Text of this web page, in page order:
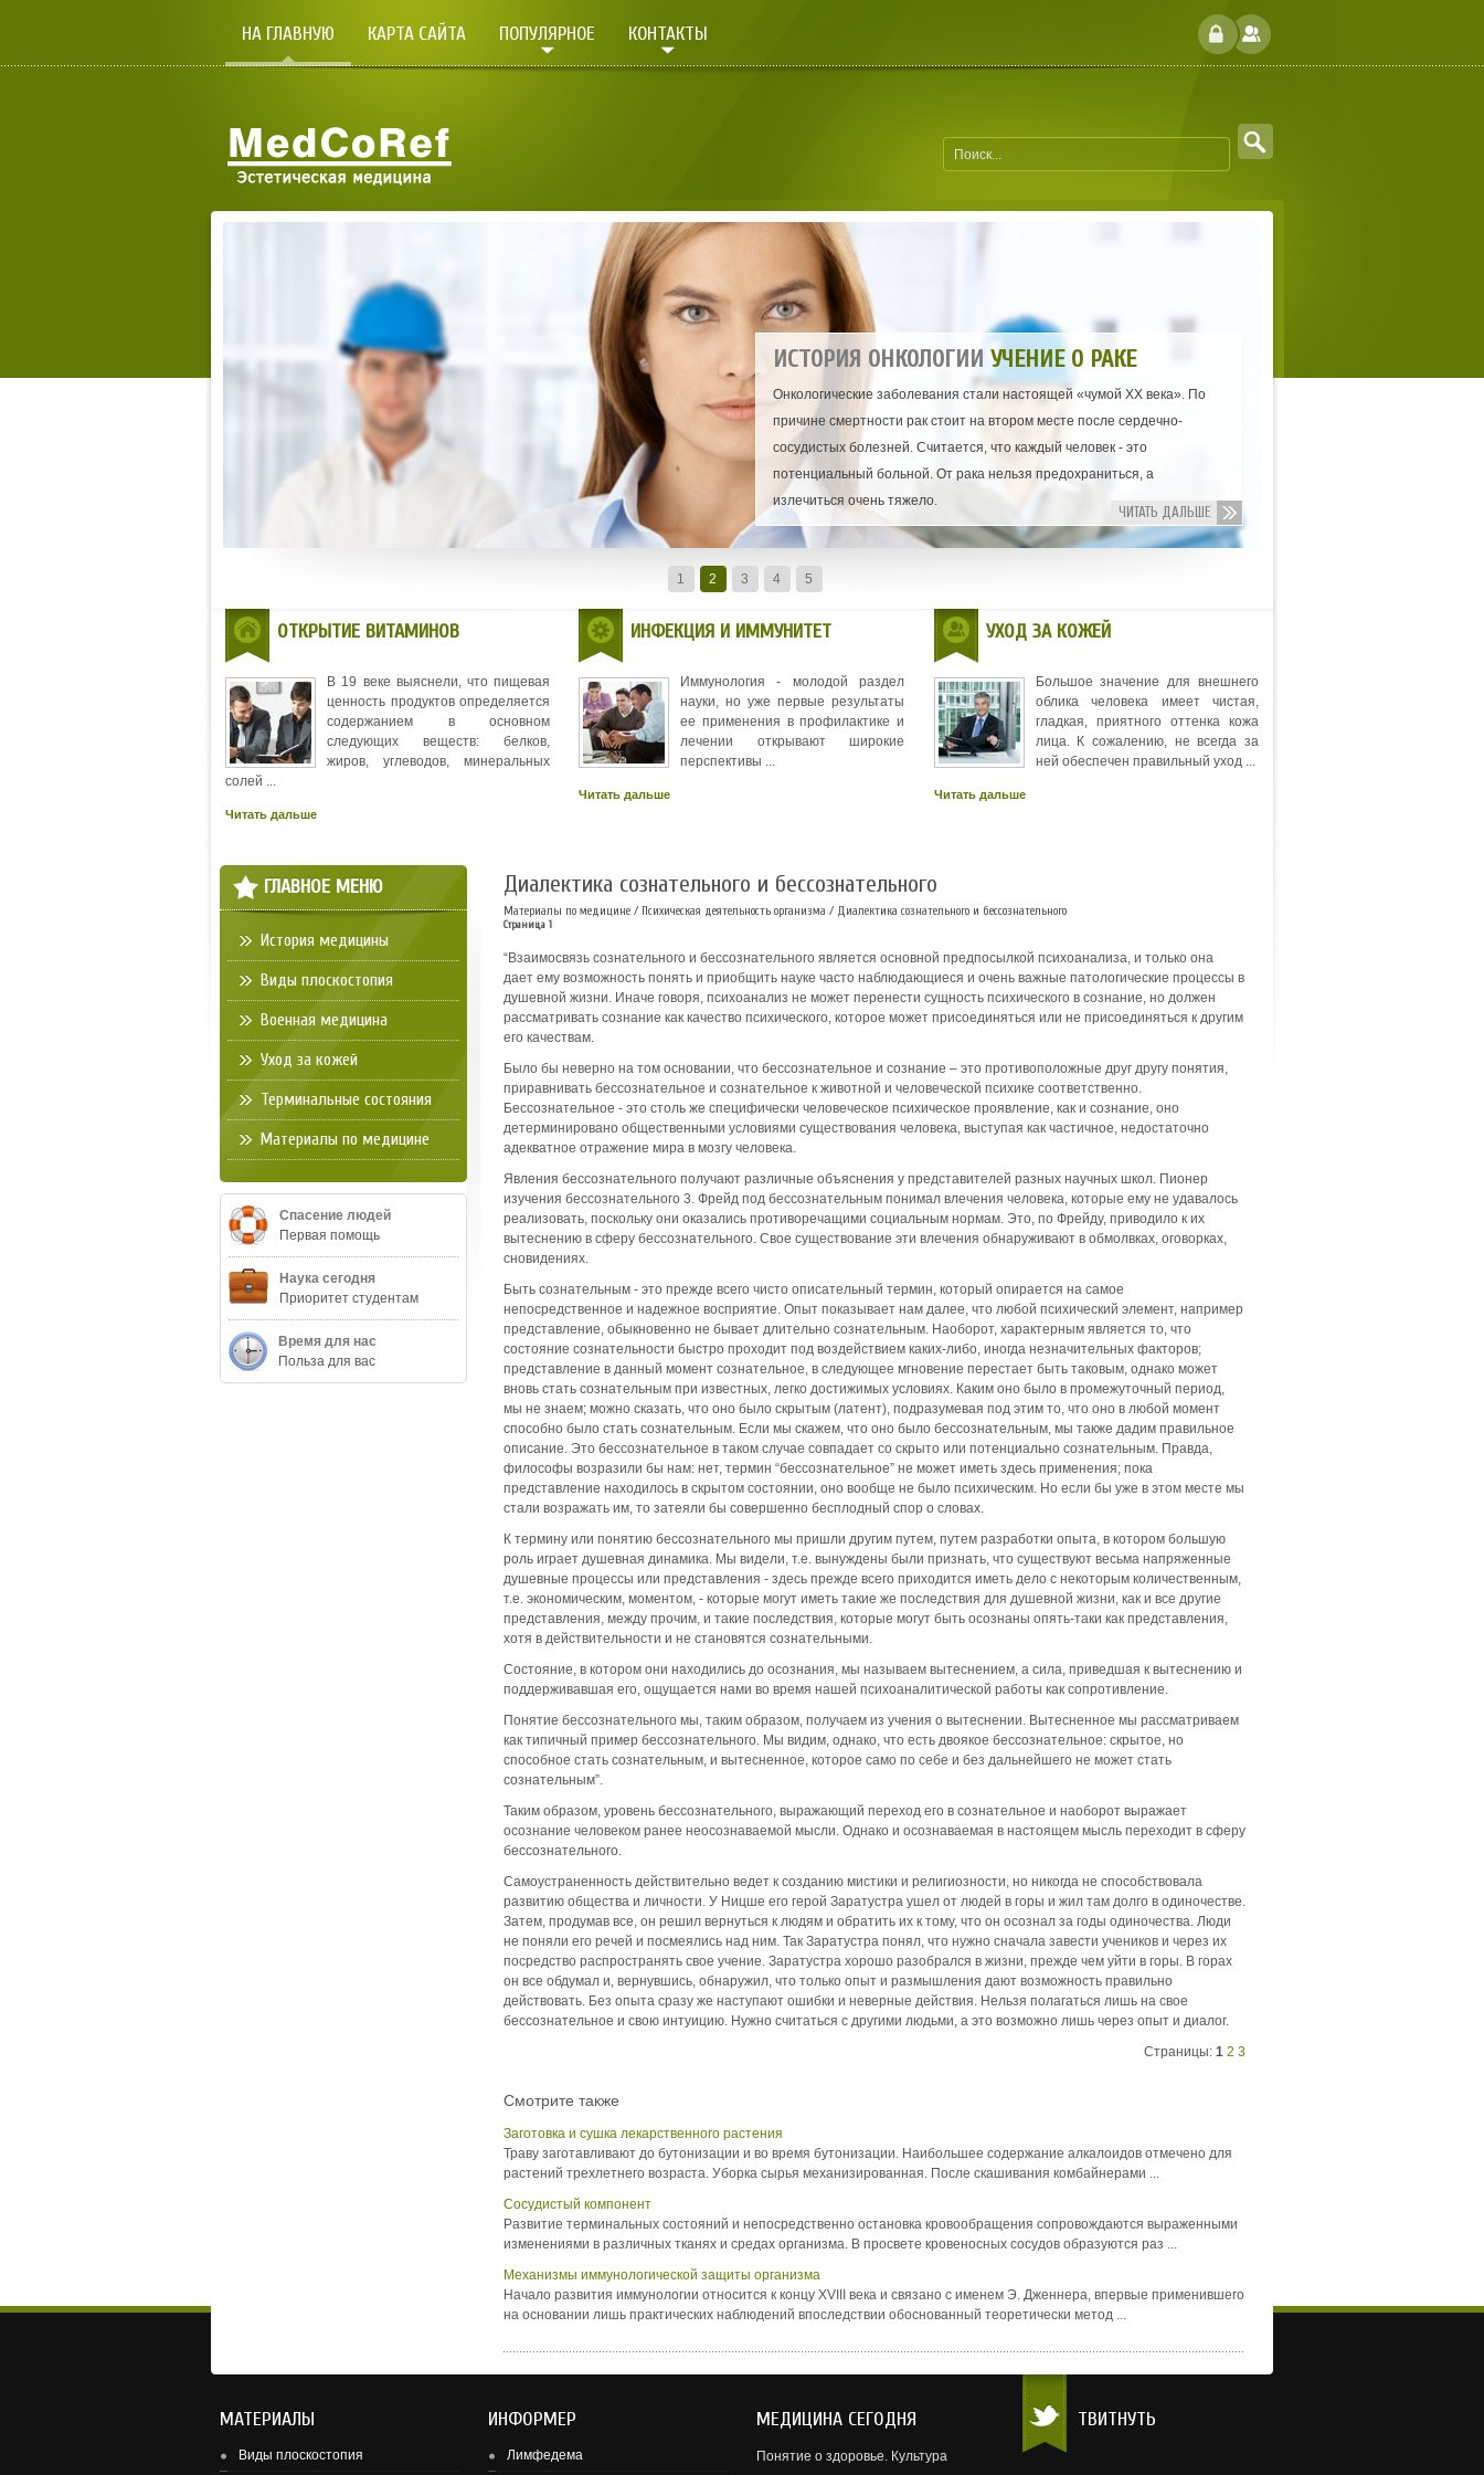
НА ГЛАВНУЮ КАРТА САЙТА ПОПУЛЯРНОЕ КОНТАКТЫ
1 2 3 4 5
ИСТОРИЯ ОНКОЛОГИИ УЧЕНИЕ О РАКЕ
Онкологические заболевания стали настоящей «чумой XX века». По
причине смертности рак стоит на втором месте после сердечно-
сосудистых болезней. Считается, что каждый человек - это
потенциальный больной. От рака нельзя предохраниться, а
излечиться очень тяжело.
ЧИТАТЬ ДАЛЬШЕ
ОТКРЫТИЕ ВИТАМИНОВ
В 19 веке выяснели, что пищевая
ценность продуктов определяется
содержанием в основном
следующих веществ: белков,
жиров, углеводов, минеральных
солей ...
Читать дальше
ИНФЕКЦИЯ И ИММУНИТЕТ
Иммунология - молодой раздел
науки, но уже первые результаты
ее применения в профилактике и
лечении открывают широкие
перспективы ...
Читать дальше
УХОД ЗА КОЖЕЙ
Большое значение для внешнего
облика человека имеет чистая,
гладкая, приятного оттенка кожа
лица. К сожалению, не всегда за
ней обеспечен правильный уход ...
Читать дальше
Диалектика сознательного и бессознательного
Материалы по медицине / Психическая деятельность организма / Диалектика сознательного и бессознательного
Страница 1
“Взаимосвязь сознательного и бессознательного является основной предпосылкой психоанализа, и только она
дает ему возможность понять и приобщить науке часто наблюдающиеся и очень важные патологические процессы в
душевной жизни. Иначе говоря, психоанализ не может перенести сущность психического в сознание, но должен
рассматривать сознание как качество психического, которое может присоединяться или не присоединяться к другим
его качествам.
Было бы неверно на том основании, что бессознательное и сознание – это противоположные друг другу понятия,
приравнивать бессознательное и сознательное к животной и человеческой психике соответственно.
Бессознательное - это столь же специфически человеческое психическое проявление, как и сознание, оно
детерминировано общественными условиями существования человека, выступая как частичное, недостаточно
адекватное отражение мира в мозгу человека.
Явления бессознательного получают различные объяснения у представителей разных научных школ. Пионер
изучения бессознательного 3. Фрейд под бессознательным понимал влечения человека, которые ему не удавалось
реализовать, поскольку они оказались противоречащими социальным нормам. Это, по Фрейду, приводило к их
вытеснению в сферу бессознательного. Свое существование эти влечения обнаруживают в обмолвках, оговорках,
сновидениях.
Быть сознательным - это прежде всего чисто описательный термин, который опирается на самое
непосредственное и надежное восприятие. Опыт показывает нам далее, что любой психический элемент, например
представление, обыкновенно не бывает длительно сознательным. Наоборот, характерным является то, что
состояние сознательности быстро проходит под воздействием каких-либо, иногда незначительных факторов;
представление в данный момент сознательное, в следующее мгновение перестает быть таковым, однако может
вновь стать сознательным при известных, легко достижимых условиях. Каким оно было в промежуточный период,
мы не знаем; можно сказать, что оно было скрытым (латент), подразумевая под этим то, что оно в любой момент
способно было стать сознательным. Если мы скажем, что оно было бессознательным, мы также дадим правильное
описание. Это бессознательное в таком случае совпадает со скрыто или потенциально сознательным. Правда,
философы возразили бы нам: нет, термин “бессознательное” не может иметь здесь применения; пока
представление находилось в скрытом состоянии, оно вообще не было психическим. Но если бы уже в этом месте мы
стали возражать им, то затеяли бы совершенно бесплодный спор о словах.
К термину или понятию бессознательного мы пришли другим путем, путем разработки опыта, в котором большую
роль играет душевная динамика. Мы видели, т.е. вынуждены были признать, что существуют весьма напряженные
душевные процессы или представления - здесь прежде всего приходится иметь дело с некоторым количественным,
т.е. экономическим, моментом, - которые могут иметь такие же последствия для душевной жизни, как и все другие
представления, между прочим, и такие последствия, которые могут быть осознаны опять-таки как представления,
хотя в действительности и не становятся сознательными.
Состояние, в котором они находились до осознания, мы называем вытеснением, а сила, приведшая к вытеснению и
поддерживавшая его, ощущается нами во время нашей психоаналитической работы как сопротивление.
Понятие бессознательного мы, таким образом, получаем из учения о вытеснении. Вытесненное мы рассматриваем
как типичный пример бессознательного. Мы видим, однако, что есть двоякое бессознательное: скрытое, но
способное стать сознательным, и вытесненное, которое само по себе и без дальнейшего не может стать
сознательным”.
Таким образом, уровень бессознательного, выражающий переход его в сознательное и наоборот выражает
осознание человеком ранее неосознаваемой мысли. Однако и осознаваемая в настоящем мысль переходит в сферу
бессознательного.
Самоустраненность действительно ведет к созданию мистики и религиозности, но никогда не способствовала
развитию общества и личности. У Ницше его герой Заратустра ушел от людей в горы и жил там долго в одиночестве.
Затем, продумав все, он решил вернуться к людям и обратить их к тому, что он осознал за годы одиночества. Люди
не поняли его речей и посмеялись над ним. Так Заратустра понял, что нужно сначала завести учеников и через их
посредство распространять свое учение. Заратустра хорошо разобрался в жизни, прежде чем уйти в горы. В горах
он все обдумал и, вернувшись, обнаружил, что только опыт и размышления дают возможность правильно
действовать. Без опыта сразу же наступают ошибки и неверные действия. Нельзя полагаться лишь на свое
бессознательное и свою интуицию. Нужно считаться с другими людьми, а это возможно лишь через опыт и диалог.
Страницы:1 2 3
Смотрите также
Заготовка и сушка лекарственного растения
Траву заготавливают до бутонизации и во время бутонизации. Наибольшее содержание алкалоидов отмечено для
растений трехлетнего возраста. Уборка сырья механизированная. После скашивания комбайнерами ...
Сосудистый компонент
Развитие терминальных состояний и непосредственно остановка кровообращения сопровождаются выраженными
изменениями в различных тканях и средах организма. В просвете кровеносных сосудов образуются раз ...
Механизмы иммунологической защиты организма
Начало развития иммунологии относится к концу XVIII века и связано с именем Э. Дженнера, впервые применившего
на основании лишь практических наблюдений впоследствии обоснованный теоретически метод ...
ГЛАВНОЕ МЕНЮ
История медицины
Виды плоскостопия
Военная медицина
Уход за кожей
Терминальные состояния
Материалы по медицине
Спасение людей
Первая помощь
Наука сегодня
Приоритет студентам
Время для нас
Польза для вас
МАТЕРИАЛЫ
Виды плоскостопия
ИНФОРМЕР
Лимфедема
МЕДИЦИНА СЕГОДНЯ
Понятие о здоровье. Культура
ТВИТНУТЬ